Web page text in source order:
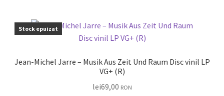
Stock epuizat
Jean-Michel Jarre – Musik Aus Zeit Und Raum Disc vinil LP
VG+ (R)
lei69,00 RON